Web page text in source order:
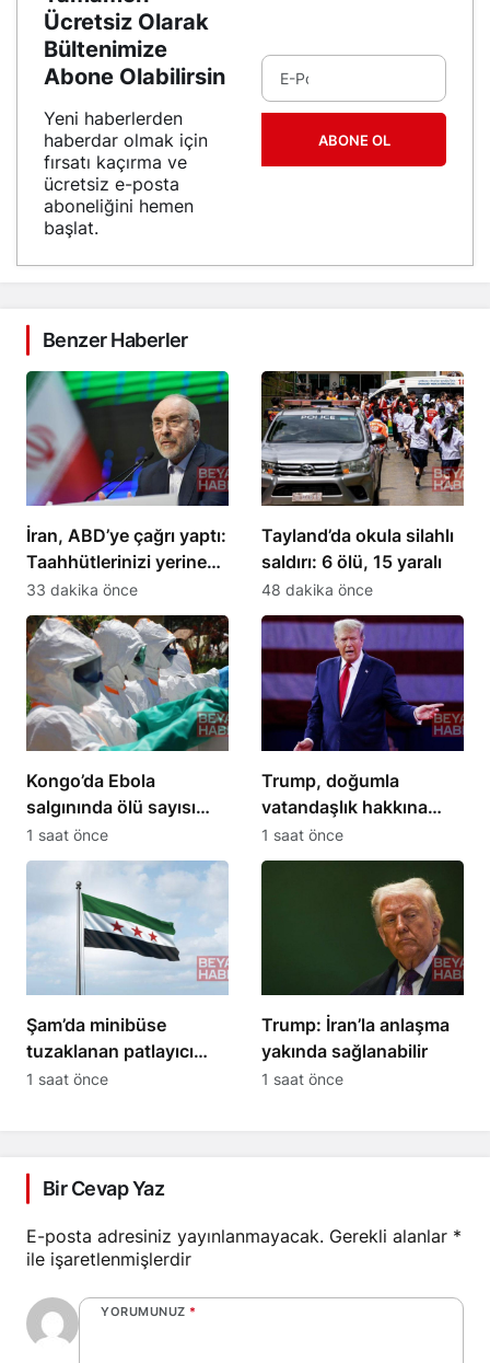
Ücretsiz Olarak
Bültenimize
Abone Olabilirsin
Yeni haberlerden
haberdar olmak için
fırsatı kaçırma ve
ücretsiz e-posta
aboneliğini hemen
başlat.
ABONE OL
Benzer Haberler
İran, ABD’ye çağrı yaptı:
Taahhütlerinizi yerine
getirin
33 dakika önce
Tayland’da okula silahlı
saldırı: 6 ölü, 15 yaralı
48 dakika önce
Kongo’da Ebola
salgınında ölü sayısı
1801’e ulaştı
1 saat önce
Trump, doğumla
vatandaşlık hakkına
kısıtlama getirdi
1 saat önce
Şam’da minibüse
tuzaklanan patlayıcı
infilak etti: 2 ölü, 13
1 saat önce
Trump: İran’la anlaşma
yakında sağlanabilir
1 saat önce
Bir Cevap Yaz
E-posta adresiniz yayınlanmayacak. Gerekli alanlar *
ile işaretlenmişlerdir
YORUMUNUZ *